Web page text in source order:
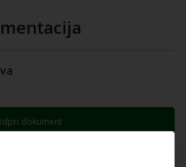
Odpri dokument